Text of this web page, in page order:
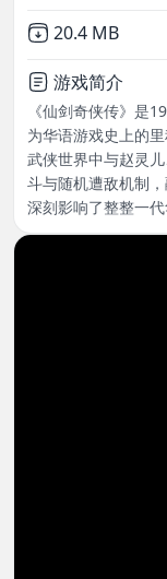
Not
20.4 MB
游戏简介
《仙剑奇侠传》是
为华语游戏史上的
武侠世界中与赵灵
斗与随机遭敌机制
深刻影响了整整一代